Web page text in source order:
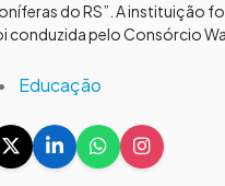
do RS”. A
conduzida pelo Consórcio
• Educação